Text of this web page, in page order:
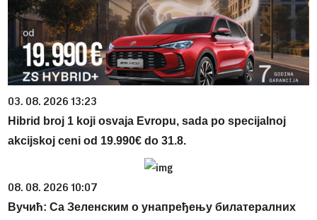
03. 08. 2026 13:23
Hibrid broj 1 koji osvaja Evropu, sada po specijalnoj
akcijskoj ceni od 19.990€ do 31.8.
08. 08. 2026 10:07
Вучић: Са Зеленским о унапређењу билатералних